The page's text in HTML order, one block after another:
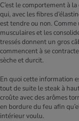
C’est le comportement à
qui, avec les fibres
est tendre ou non.
musculaires et les
tressés donnent un gros
commencent à se
sèche et durcit.
En quoi cette information
tout de suite le steak à
croûte avec des arômes
en bordure du feu afin
intérieur voulu.